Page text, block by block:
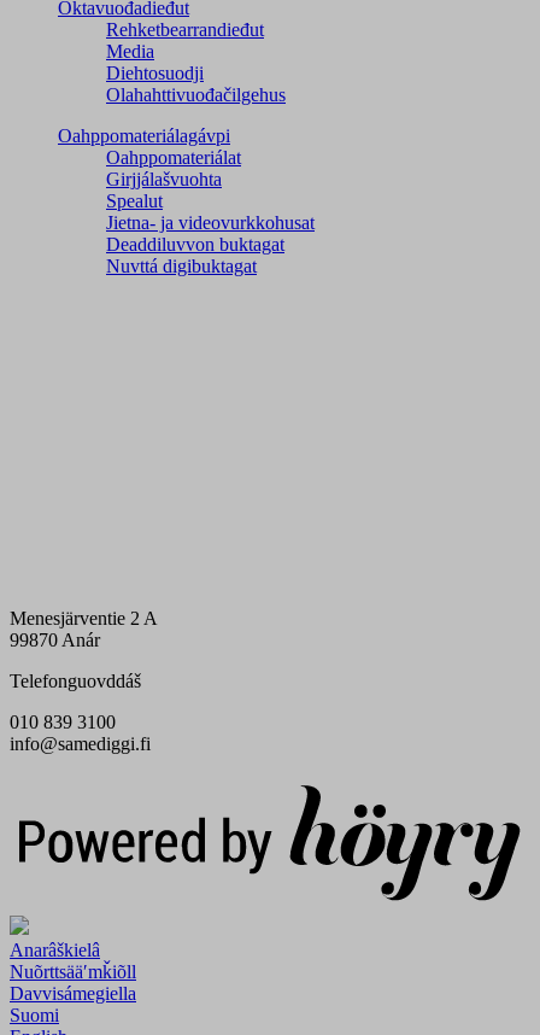
Oktavuođadieđut
Rehketbearrandieđut
Media
Diehtosuodji
Olahahttivuođačilgehus
Oahppomateriálagávpi
Oahppomateriálat
Girjjálašvuohta
Spealut
Jietna- ja videovurkkohusat
Deaddiluvvon buktagat
Nuvttá digibuktagat
Menesjärventie 2 A
99870 Anár
Telefonguovddáš
010 839 3100
info@samediggi.fi
Anarâškielâ
Nuõrttsääʹmǩiõll
Davvisámegiella
Suomi